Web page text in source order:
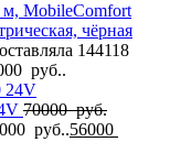
м, MobileComfort
чёрная
144118
руб..
70000руб.
руб..56000